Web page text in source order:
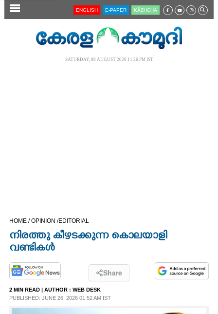
SECTIONS ENGLISH E-PAPER KĀZHCHA
SATURDAY, 08 AUGUST 2026 11.26 PM IST
HOME /OPINION /EDITORIAL
നിരത്തു കീഴടക്കുന്ന കൊലയാളി
വണ്ടികൾ
Share
2 MIN READ | AUTHOR : WEB DESK
PUBLISHED: JUNE 26, 2026 01:52 AM IST